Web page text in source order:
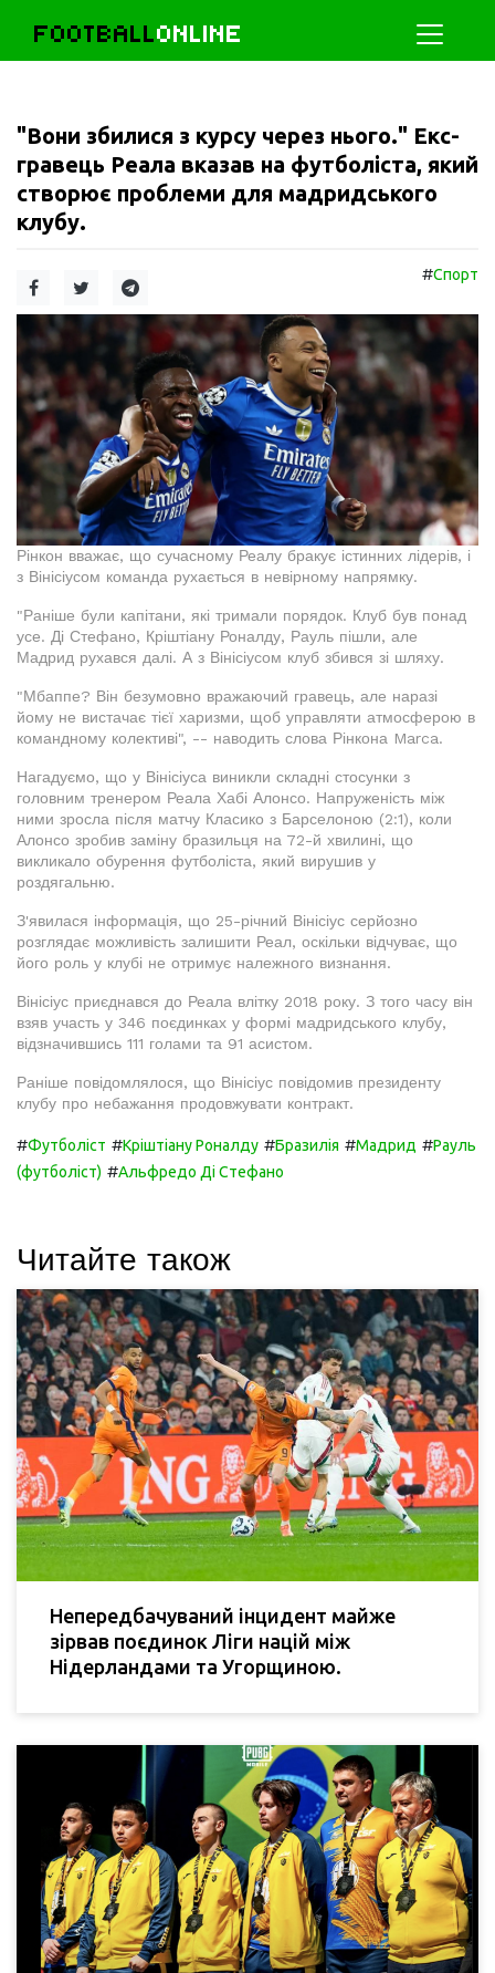
FOOTBALLONLINE
"Вони збилися з курсу через нього." Екс-
гравець Реала вказав на футболіста, який
створює проблеми для мадридського
клубу.
#Спорт
Рінкон вважає, що сучасному Реалу бракує істинних лідерів, і
з Вінісіусом команда рухається в невірному напрямку.
"Раніше були капітани, які тримали порядок. Клуб був понад
усе. Ді Стефано, Кріштіану Роналду, Рауль пішли, але
Мадрид рухався далі. А з Вінісіусом клуб збився зі шляху.
"Мбаппе? Він безумовно вражаючий гравець, але наразі
йому не вистачає тієї харизми, щоб управляти атмосферою в
командному колективі", -- наводить слова Рінкона Marca.
Нагадуємо, що у Вінісіуса виникли складні стосунки з
головним тренером Реала Хабі Алонсо. Напруженість між
ними зросла після матчу Класико з Барселоною (2:1), коли
Алонсо зробив заміну бразильця на 72-й хвилині, що
викликало обурення футболіста, який вирушив у
роздягальню.
З'явилася інформація, що 25-річний Вінісіус серйозно
розглядає можливість залишити Реал, оскільки відчуває, що
його роль у клубі не отримує належного визнання.
Вінісіус приєднався до Реала влітку 2018 року. З того часу він
взяв участь у 346 поєдинках у формі мадридського клубу,
відзначившись 111 голами та 91 асистом.
Раніше повідомлялося, що Вінісіус повідомив президенту
клубу про небажання продовжувати контракт.
#Футболіст #Кріштіану Роналду #Бразилія #Мадрид #Рауль
(футболіст) #Альфредо Ді Стефано
Читайте також
Непередбачуваний інцидент майже
зірвав поєдинок Ліги націй між
Нідерландами та Угорщиною.